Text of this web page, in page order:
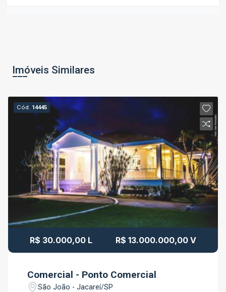
Imóveis Similares
Cód. 14445
R$ 30.000,00 L R$ 13.000.000,00 V
Comercial - Ponto Comercial
São João - Jacareí/SP